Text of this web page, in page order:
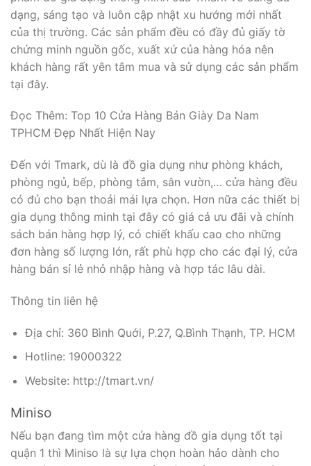
dạng, sáng tạo và luôn cập nhật xu hướng mới nhất
của thị trường. Các sản phẩm đều có đầy đủ giấy tờ
chứng minh nguồn gốc, xuất xứ của hàng hóa nên
khách hàng rất yên tâm mua và sử dụng các sản phẩm
tại đây.
Đọc Thêm: Top 10 Cửa Hàng Bán Giày Da Nam
TPHCM Đẹp Nhất Hiện Nay
Đến với Tmark, dù là đồ gia dụng như phòng khách,
phòng ngủ, bếp, phòng tắm, sân vườn,… cửa hàng đều
có đủ cho bạn thoải mái lựa chọn. Hơn nữa các thiết bị
gia dụng thông minh tại đây có giá cả ưu đãi và chính
sách bán hàng hợp lý, có chiết khấu cao cho những
đơn hàng số lượng lớn, rất phù hợp cho các đại lý, cửa
hàng bán sỉ lẻ nhỏ nhập hàng và hợp tác lâu dài.
Thông tin liên hệ
Địa chỉ: 360 Bình Quới, P.27, Q.Bình Thạnh, TP. HCM
Hotline: 19000322
Website: http://tmart.vn/
Miniso
Nếu bạn đang tìm một cửa hàng đồ gia dụng tốt tại
quận 1 thì Miniso là sự lựa chọn hoàn hảo dành cho